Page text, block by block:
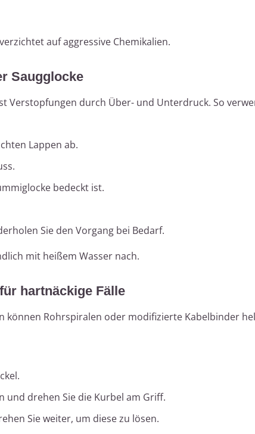
auf aggressive Chemikalien.
Saugglocke
Verstopfungen durch Über- und Unterdruck. So
Lappen ab.
bedeckt ist.
Sie den Vorgang bei Bedarf.
mit heißem Wasser nach.
hartnäckige Fälle
können Rohrspiralen oder modifizierte Kabelbinder
und drehen Sie die Kurbel am Griff.
Sie weiter, um diese zu lösen.